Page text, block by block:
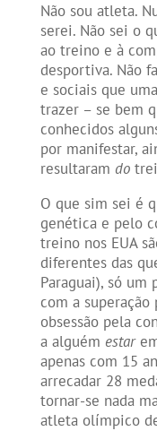
Não sou atleta.
serei. Não sei o
ao treino e à
desportiva. Não
e sociais que
trazer – se bem
conhecidos
por manifestar,
resultaram do
O que sim sei é
genética e pelo
treino nos EUA
diferentes das
Paraguai), só
com a
obsessão pela
a alguém estar
apenas com 15
arrecadar 28
tornar-se nada
atleta olímpico